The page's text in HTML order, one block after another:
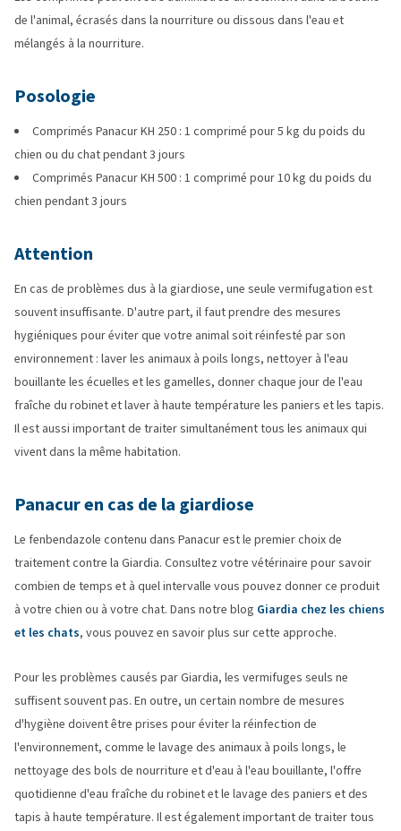
de l'animal, écrasés dans la nourriture ou dissous dans l'eau et
mélangés à la nourriture.
Posologie
Comprimés Panacur KH 250 : 1 comprimé pour 5 kg du poids du
chien ou du chat pendant 3 jours
Comprimés Panacur KH 500 : 1 comprimé pour 10 kg du poids du
chien pendant 3 jours
Attention
En cas de problèmes dus à la giardiose, une seule vermifugation est
souvent insuffisante. D'autre part, il faut prendre des mesures
hygiéniques pour éviter que votre animal soit réinfesté par son
environnement : laver les animaux à poils longs, nettoyer à l'eau
bouillante les écuelles et les gamelles, donner chaque jour de l'eau
fraîche du robinet et laver à haute température les paniers et les tapis.
Il est aussi important de traiter simultanément tous les animaux qui
vivent dans la même habitation.
Panacur en cas de la giardiose
Le fenbendazole contenu dans Panacur est le premier choix de
traitement contre la Giardia. Consultez votre vétérinaire pour savoir
combien de temps et à quel intervalle vous pouvez donner ce produit
à votre chien ou à votre chat. Dans notre blog Giardia chez les chiens
et les chats, vous pouvez en savoir plus sur cette approche.
Pour les problèmes causés par Giardia, les vermifuges seuls ne
suffisent souvent pas. En outre, un certain nombre de mesures
d'hygiène doivent être prises pour éviter la réinfection de
l'environnement, comme le lavage des animaux à poils longs, le
nettoyage des bols de nourriture et d'eau à l'eau bouillante, l'offre
quotidienne d'eau fraîche du robinet et le lavage des paniers et des
tapis à haute température. Il est également important de traiter tous